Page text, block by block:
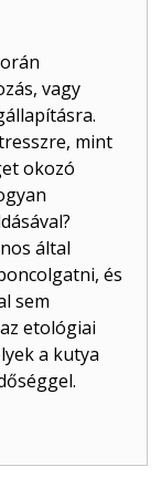
vagy
mint
okozó
által
és
sem
etológiai
a kutya